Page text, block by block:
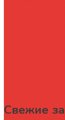
Свежие